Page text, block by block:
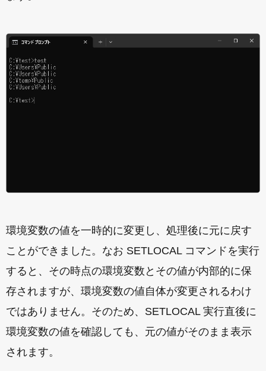
環境変数の値を一時的に変更し、処理後に元に戻す
ことができました。なお SETLOCAL コマンドを実行
すると、その時点の環境変数とその値が内部的に保
存されますが、環境変数の値自体が変更されるわけ
ではありません。そのため、SETLOCAL 実行直後に
環境変数の値を確認しても、元の値がそのまま表示
されます。